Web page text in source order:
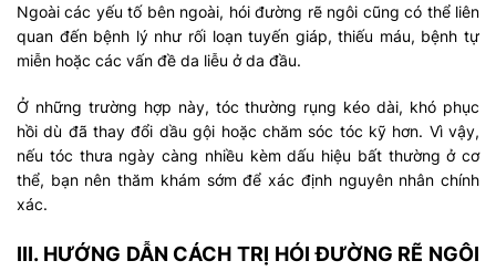
Ngoài các yếu tố bên ngoài, hói đường rẽ ngôi cũng có thể liên
quan đến bệnh lý như rối loạn tuyến giáp, thiếu máu, bệnh tự
miễn hoặc các vấn đề da liễu ở da đầu.
Ở những trường hợp này, tóc thường rụng kéo dài, khó phục
hồi dù đã thay đổi dầu gội hoặc chăm sóc tóc kỹ hơn. Vì vậy,
nếu tóc thưa ngày càng nhiều kèm dấu hiệu bất thường ở cơ
thể, bạn nên thăm khám sớm để xác định nguyên nhân chính
xác.
III. HƯỚNG DẪN CÁCH TRỊ HÓI ĐƯỜNG RẼ NGÔI